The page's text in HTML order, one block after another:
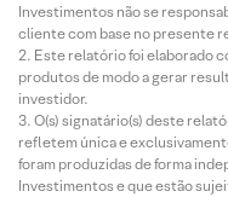
Investimentos não se
cliente com base no presente
Este relatório foi elaborado
produtos de modo a gerar
investidor.
O(s) signatário(s) deste
refletem única e
foram produzidas de forma
Investimentos e que estão